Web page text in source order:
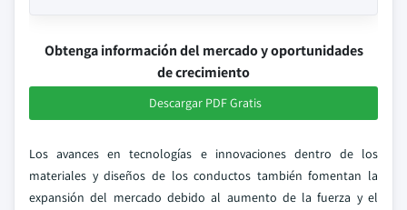
Obtenga información del mercado y oportunidades
de crecimiento
Descargar PDF Gratis
Los avances en tecnologías e innovaciones dentro de los
materiales y diseños de los conductos también fomentan la
expansión del mercado debido al aumento de la fuerza y el